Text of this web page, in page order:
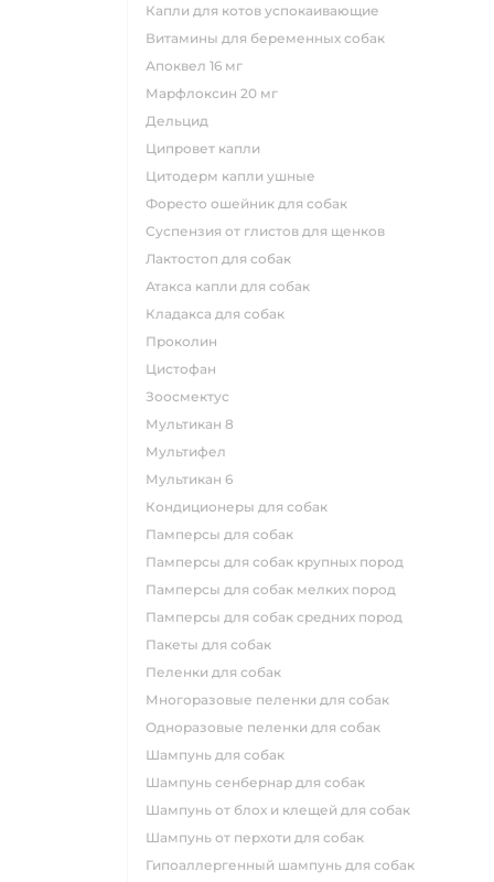
капли для котов успокаивающие
витамины для беременных собак
апоквел 16 мг
марфлоксин 20 мг
дельцид
ципровет капли
цитодерм капли ушные
форесто ошейник для собак
суспензия от глистов для щенков
лактостоп для собак
атакса капли для собак
кладакса для собак
проколин
цистофан
зоосмектус
мультикан 8
мультифел
мультикан 6
кондиционеры для собак
памперсы для собак
памперсы для собак крупных пород
памперсы для собак мелких пород
памперсы для собак средних пород
пакеты для собак
пеленки для собак
многоразовые пеленки для собак
одноразовые пеленки для собак
шампунь для собак
шампунь сенбернар для собак
шампунь от блох и клещей для собак
шампунь от перхоти для собак
гипоаллергенный шампунь для собак